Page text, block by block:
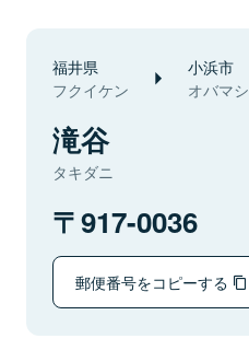
福井県
フクイケン
小浜市
オバマシ
滝谷
タキダニ
917-0036
郵便番号をコピーする